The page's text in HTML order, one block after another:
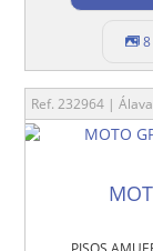
Ref. 232964 | Álava